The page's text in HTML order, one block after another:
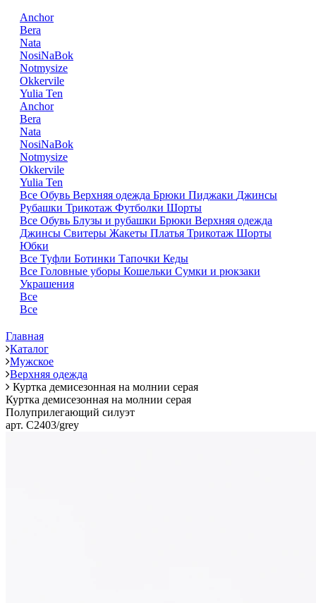
Anchor
Bera
Nata
NosiNaBok
Notmysize
Okkervile
Yulia Ten
Anchor
Bera
Nata
NosiNaBok
Notmysize
Okkervile
Yulia Ten
Все Обувь Верхняя одежда Брюки Пиджаки Джинсы
Рубашки Трикотаж Футболки Шорты
Все Обувь Блузы и рубашки Брюки Верхняя одежда
Джинсы Свитеры Жакеты Платья Трикотаж Шорты
Юбки
Все Туфли Ботинки Тапочки Кеды
Все Головные уборы Кошельки Сумки и рюкзаки
Украшения
Все
Все
Главная
Каталог
Мужское
Верхняя одежда
Куртка демисезонная на молнии серая
Куртка демисезонная на молнии серая
Полуприлегающий силуэт
арт. C2403/grey